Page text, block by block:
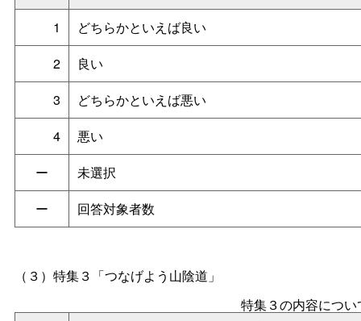
1
どちらかといえば良い
2
良い
3
どちらかといえば悪い
4
悪い
ー
未選択
ー
回答対象者数
（３） 特集３「つなげよう山陰道」
特集３の内容につい